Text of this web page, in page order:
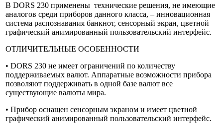
В DORS 230 применены технические решения, не имеющие
аналогов среди приборов данного класса, – инновационная
система распознавания банкнот, сенсорный экран, цветной
графический анимированный пользовательский интерфейс.
ОТЛИЧИТЕЛЬНЫЕ ОСОБЕННОСТИ
• DORS 230 не имеет ограничений по количеству
поддерживаемых валют. Аппаратные возможности прибора
позволяют поддерживать в одной базе валют все
существующие валюты мира.
• Прибор оснащен сенсорным экраном и имеет цветной
графический анимированный пользовательский интерфейс.